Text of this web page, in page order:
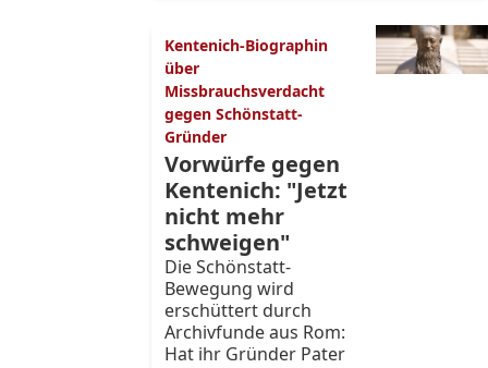
Kentenich-Biographin
über
Missbrauchsverdacht
gegen Schönstatt-
Gründer
Vorwürfe gegen
Kentenich: "Jetzt
nicht mehr
schweigen"
Die Schönstatt-
Bewegung wird
erschüttert durch
Archivfunde aus Rom:
Hat ihr Gründer Pater